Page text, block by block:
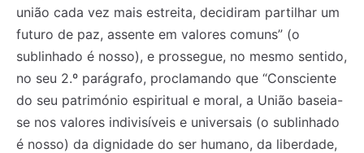
união cada vez mais estreita, decidiram partilhar um
futuro de paz, assente em valores comuns” (o
sublinhado é nosso), e prossegue, no mesmo sentido,
no seu 2.º parágrafo, proclamando que “Consciente
do seu património espiritual e moral, a União baseia-
se nos valores indivisíveis e universais (o sublinhado
é nosso) da dignidade do ser humano, da liberdade,